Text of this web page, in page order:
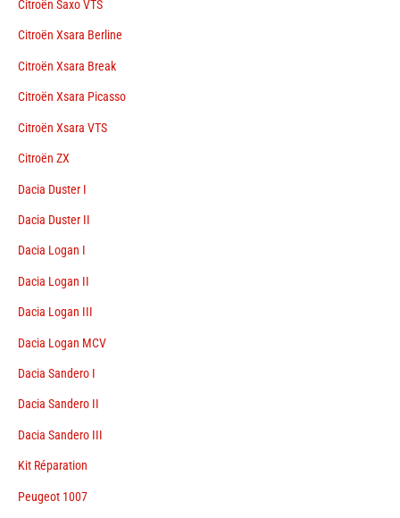
Citroën Saxo VTS
Citroën Xsara Berline
Citroën Xsara Break
Citroën Xsara Picasso
Citroën Xsara VTS
Citroën ZX
Dacia Duster I
Dacia Duster II
Dacia Logan I
Dacia Logan II
Dacia Logan III
Dacia Logan MCV
Dacia Sandero I
Dacia Sandero II
Dacia Sandero III
Kit Réparation
Peugeot 1007